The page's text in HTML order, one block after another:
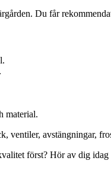
Du får
material.
avstängningar,
först? Hör av dig